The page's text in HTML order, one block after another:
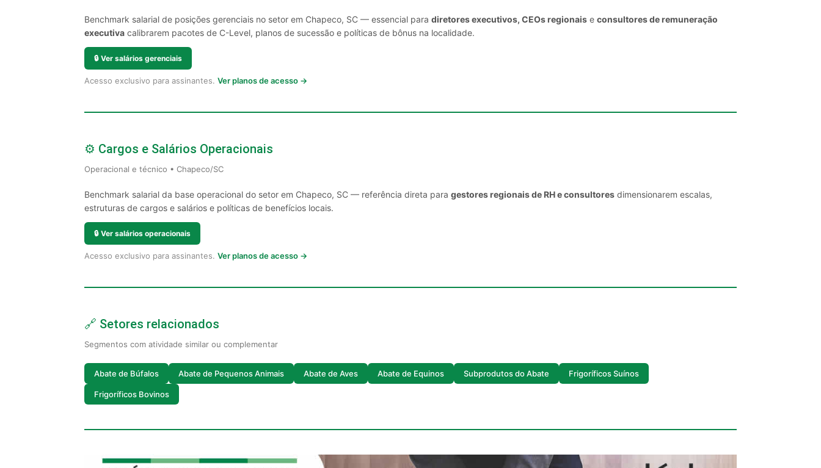
Benchmark salarial de posições gerenciais no setor em Chapeco, SC — essencial para diretores executivos, CEOs regionais e consultores de remuneração
executiva calibrarem pacotes de C-Level, planos de sucessão e políticas de bônus na localidade.
🔒 Ver salários gerenciais
Acesso exclusivo para assinantes. Ver planos de acesso →
⚙️ Cargos e Salários Operacionais
Operacional e técnico • Chapeco/SC
Benchmark salarial da base operacional do setor em Chapeco, SC — referência direta para gestores regionais de RH e consultores dimensionarem escalas,
estruturas de cargos e salários e políticas de benefícios locais.
🔒 Ver salários operacionais
Acesso exclusivo para assinantes. Ver planos de acesso →
🔗 Setores relacionados
Segmentos com atividade similar ou complementar
Abate de Búfalos Abate de Pequenos Animais Abate de Aves Abate de Equinos Subprodutos do Abate Frigoríficos Suínos
Frigoríficos Bovinos